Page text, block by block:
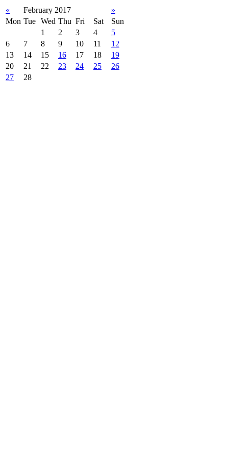
« February 2017
»
Mon Tue Wed Thu Fri Sat
Sun
1
2 3 4
5
6
7 8 9 10 11
12
13
14 15 16 17 18
19
20
21 22 23 24 25
26
27
28